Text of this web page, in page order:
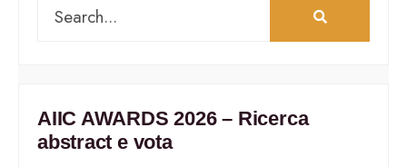
AIIC AWARDS 2026 – Ricerca
abstract e vota